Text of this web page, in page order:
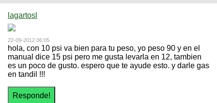
lagartosl
22-09-2012 06:05
hola, con 10 psi va bien para tu peso, yo peso 90 y en el
manual dice 15 psi pero me gusta levarla en 12, tambien
es un poco de gusto. espero que te ayude esto. y darle gas
en tandil !!!